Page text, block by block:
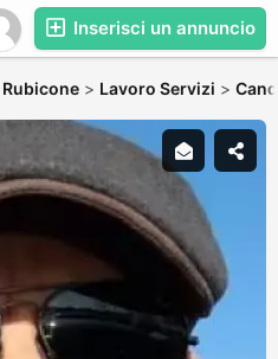
Inserisci un annuncio
> Lavoro Servizi >